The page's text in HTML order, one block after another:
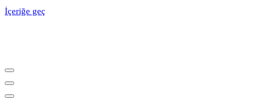
İçeriğe geç